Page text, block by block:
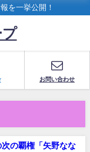
を一挙公開！
お問い合わせ
次の覇権「矢野なな